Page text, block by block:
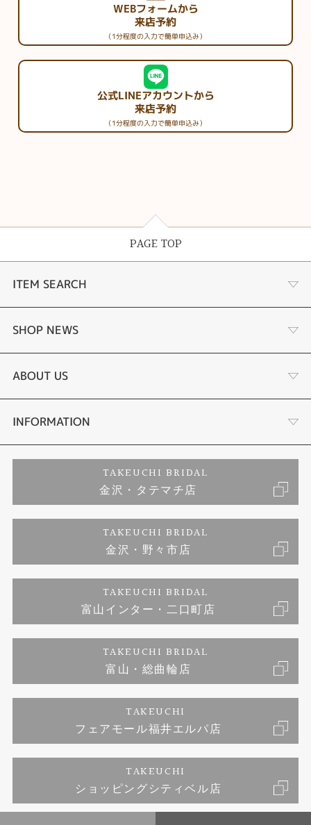
WEBフォームから
来店予約
（1分程度の入力で簡単申込み）
公式LINEアカウントから
来店予約
（1分程度の入力で簡単申込み）
PAGE TOP
ITEM SEARCH
婚約指輪
結婚指輪
セットリング
婚約ネックレス
ダイヤモンド
ジュエリーリフォーム
SHOP NEWS
選ばれる理由まとめ
お客様の声
プロポーズサポート
ブランドリスト
福井指輪工房｜手作りペアリング
福井指輪工房｜手作り結婚指輪 and 婚約指輪
福井工房｜手作り婚約指輪プロポーズプラン
ABOUT US
会社概要
お客様の声
INFORMATION
プライバシーポリシー
TAKEUCHI BRIDAL
金沢・タテマチ店
TAKEUCHI BRIDAL
金沢・野々市店
TAKEUCHI BRIDAL
富山インター・二口町店
TAKEUCHI BRIDAL
富山・総曲輪店
TAKEUCHI
フェアモール福井エルパ店
TAKEUCHI
ショッピングシティベル店